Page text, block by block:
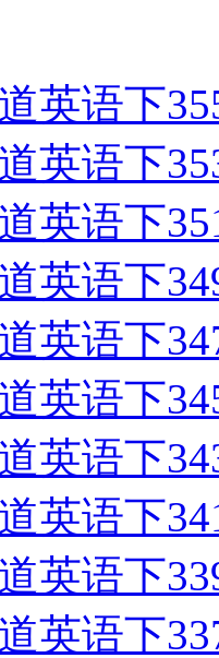
英语下
英语下
英语下
英语下
英语下
英语下
英语下
英语下
英语下
英语下